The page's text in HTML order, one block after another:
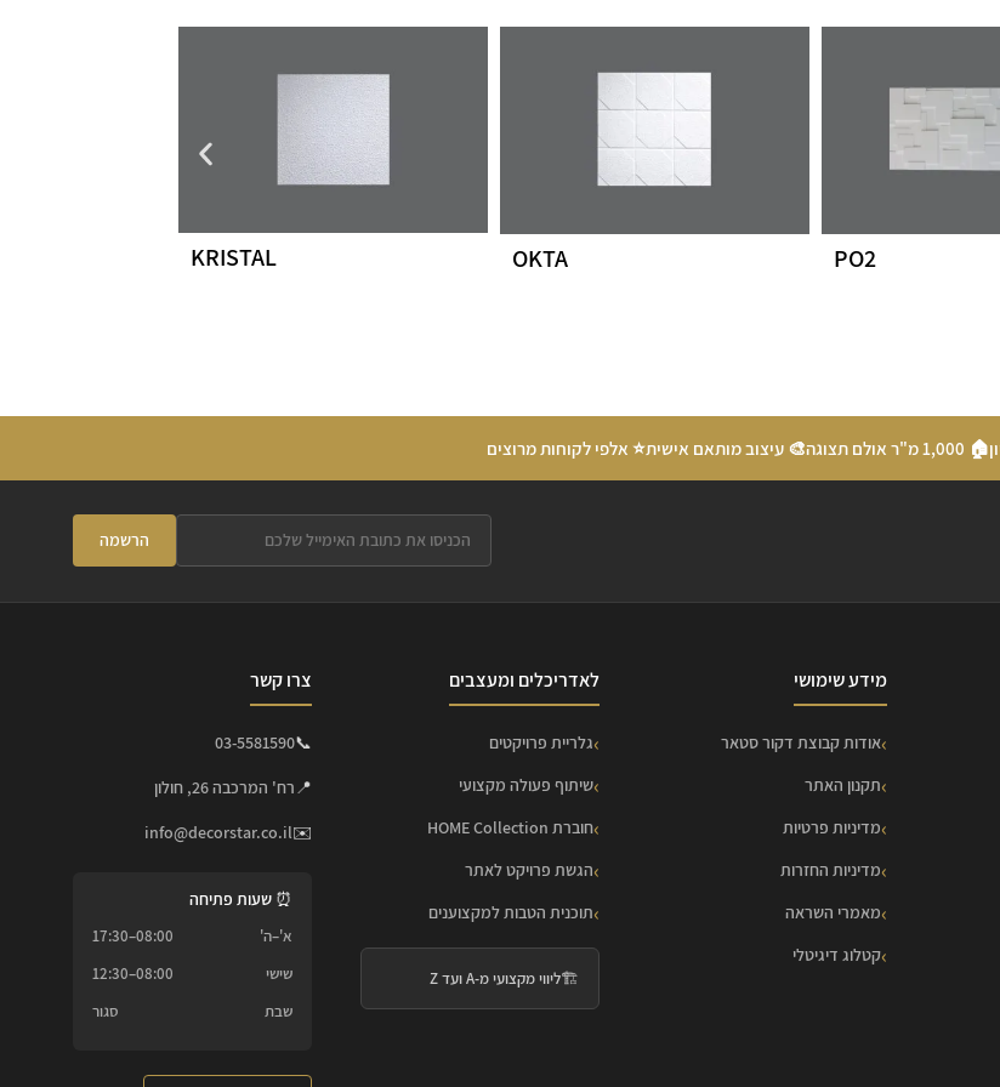
PO2
OKTA
KRISTAL
🏠 1,000 מ"ר אולם תצוגה 🎨 עיצוב מותאם אישית⭐ אלפי לקוחות מרוצים
הרשמה
מידע שימושי
אודות קבוצת דקור סטאר
תקנון האתר
מדיניות פרטיות
מדיניות החזרות
מאמרי השראה
קטלוג דיגיטלי
לאדריכלים ומעצבים
גלריית פרויקטים
שיתוף פעולה מקצועי
חוברת HOME Collection
הגשת פרויקט לאתר
תוכנית הטבות למקצוענים
🏗️ליווי מקצועי מ-A ועד Z
צרו קשר
📞
03-5581590
📍רח' המרכבה 26, חולון
✉️
info@decorstar.co.il
⏰ שעות פתיחה
א'–ה'
08:00–17:30
שישי
08:00–12:30
שבת
סגור